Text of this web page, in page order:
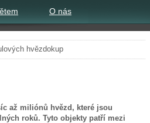
O nás
hvězdokup
až miliónů hvězd, které jsou
roků. Tyto objekty patří mezi